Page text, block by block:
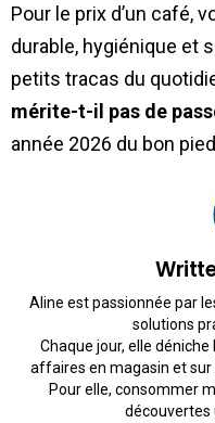
Pour le prix d’un café,
durable, hygiénique et
petits tracas du
mérite-t-il pas de
année 2026 du bon
Aline est passionnée par
solutions
Chaque jour, elle
affaires en magasin et sur
Pour elle, consommer
découvertes